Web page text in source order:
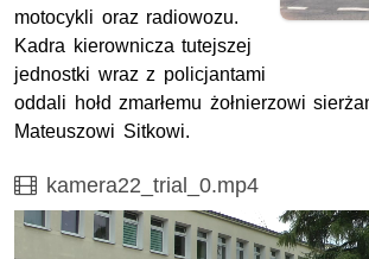
motocykli oraz radiowozu.
Kadra kierownicza tutejszej
jednostki wraz z policjantami
oddali hołd zmarłemu żołnierzowi
Mateuszowi Sitkowi.
Film
kamera22_trial_0.mp4